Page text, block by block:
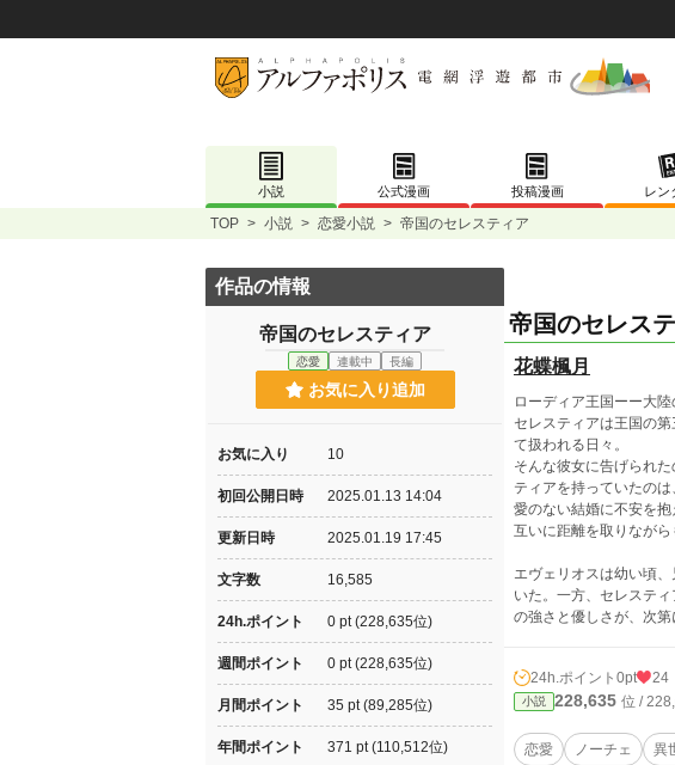
小説 公式漫画 投稿漫画 レン
TOP > 小説 > 恋愛小説 > 帝国のセレスティア
帝国のセレス
花蝶楓月
ローディア王国ーー大
セレスティアは王国の
て扱われる日々。
そんな彼女に告げられ
ティアを持っていたのは
愛のない結婚に不安を
互いに距離を取りなが
エヴェリオスは幼い頃
いた。一方、セレステ
の強さと優しさが、次第
24h.ポイント 0pt 24
小説 228,635 位 /
恋愛 ノーチェ 異
作品の情報
帝国のセレスティア
恋愛 連載中 長編
お気に入り追加
お気に入り 10
初回公開日時 2025.01.13 14:04
更新日時 2025.01.19 17:45
文字数 16,585
24h.ポイント 0 pt (228,635位)
週間ポイント 0 pt (228,635位)
月間ポイント 35 pt (89,285位)
年間ポイント 371 pt (110,512位)